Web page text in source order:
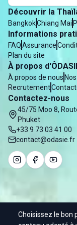
Découvrir la
BangkokChiang Mai
Informations
FAQAssurance
Plan du site
À propos
À propos de nous
Recrutement
Contactez-nous
45/75 Moo 8,
Phuket
+33 9 73 03 41 00
contact@odasie.fr
© 2025
Choisissez le bon